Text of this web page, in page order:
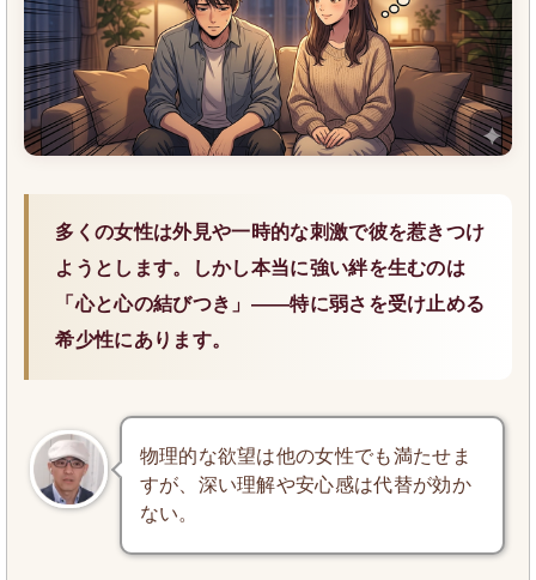
多くの女性は外見や一時的な刺激で彼を惹きつけ
ようとします。しかし本当に強い絆を生むのは
「心と心の結びつき」——特に弱さを受け止める
希少性にあります。
物理的な欲望は他の女性でも満たせま
すが、深い理解や安心感は代替が効か
ない。